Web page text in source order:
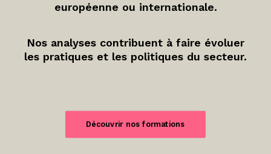
européenne ou internationale.
Nos analyses contribuent à faire évoluer
les pratiques et les politiques du secteur.
Découvrir nos formations